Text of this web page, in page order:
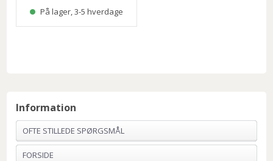
På lager, 3-5 hverdage
Information
OFTE STILLEDE SPØRGSMÅL
FORSIDE